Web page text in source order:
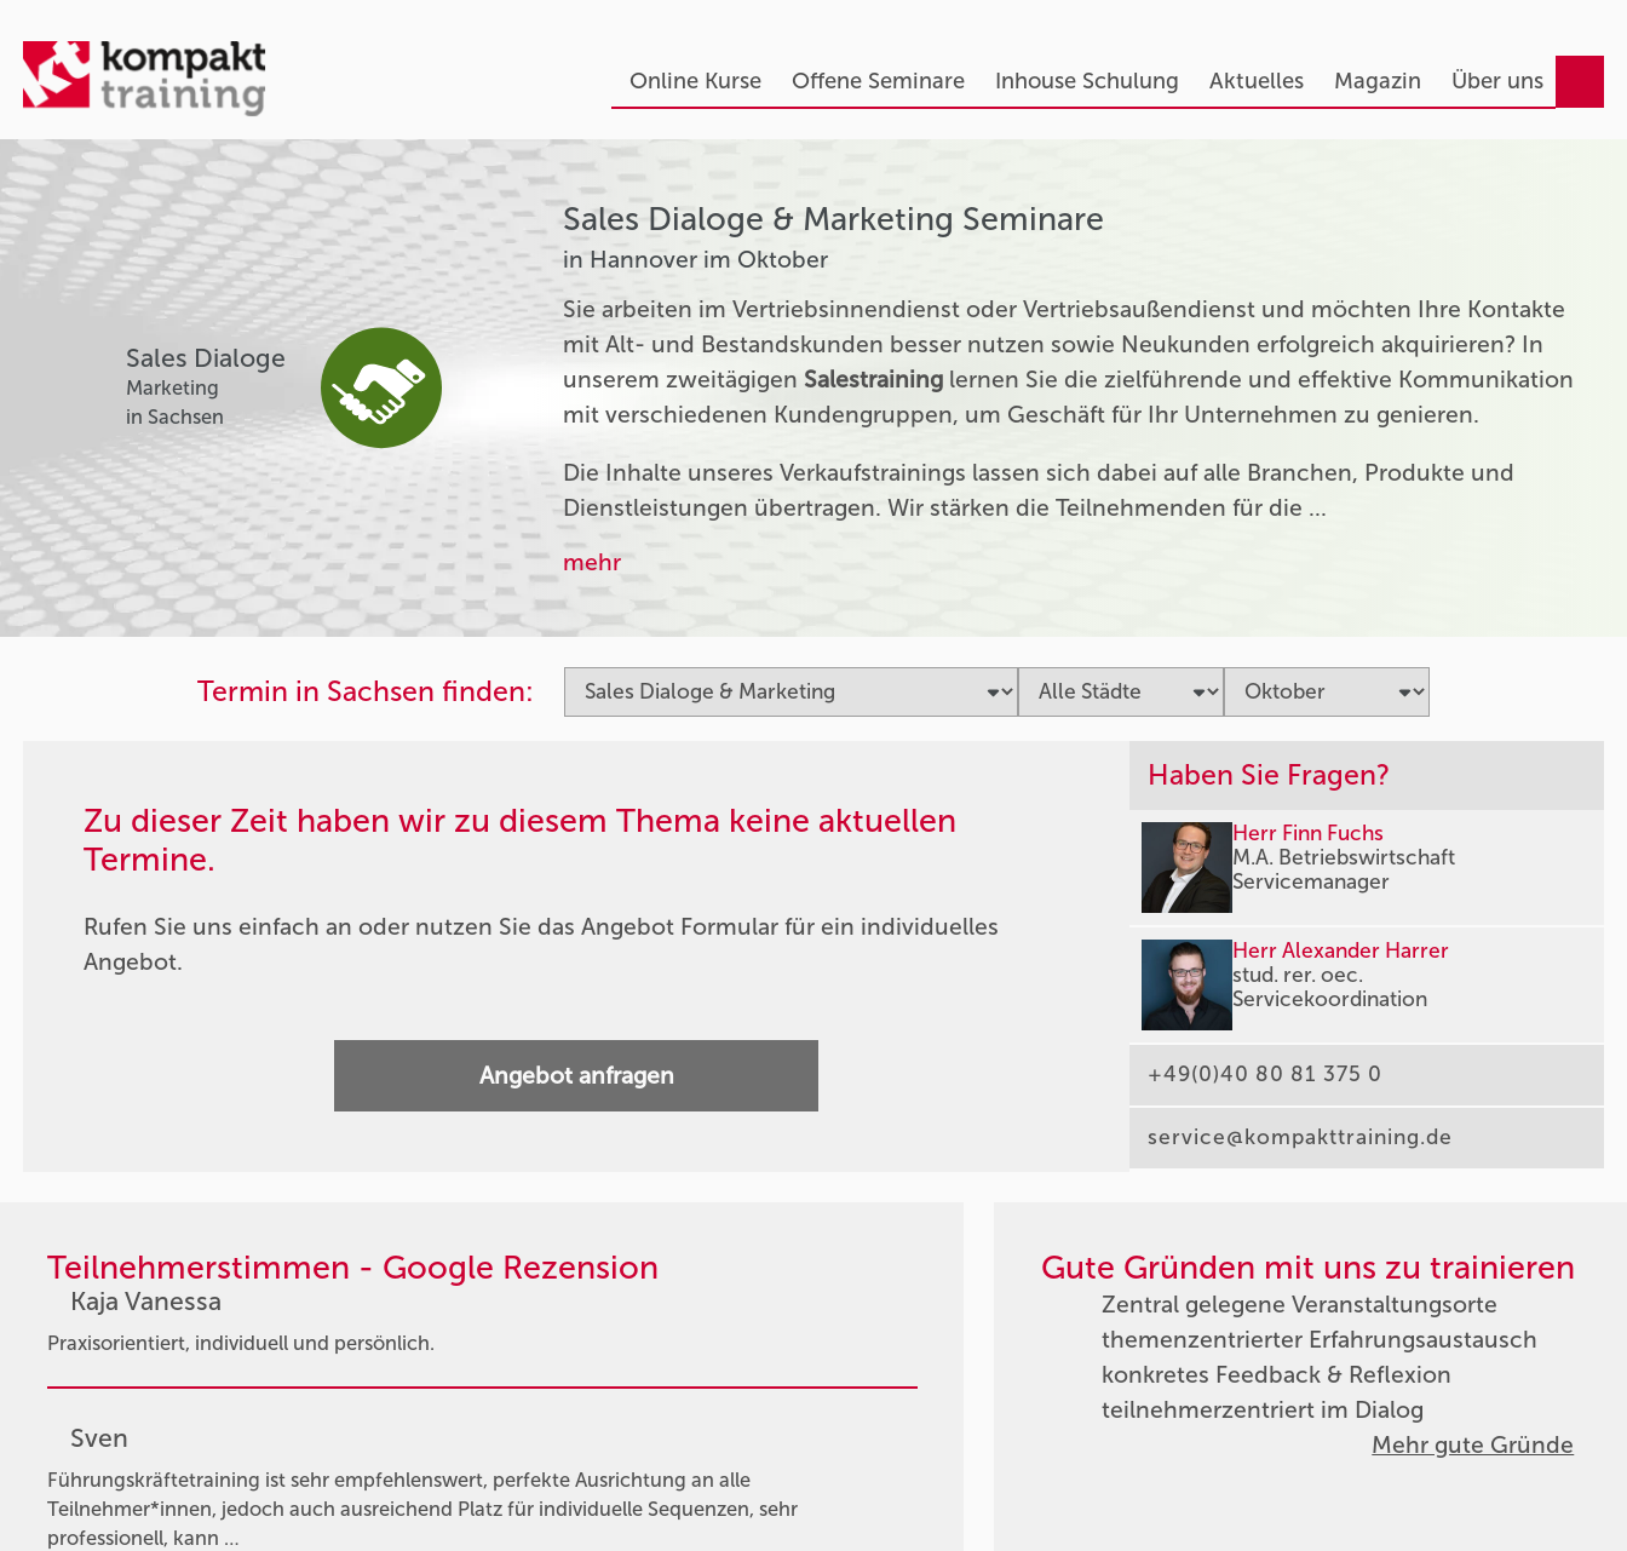
Online Kurse Offene Seminare Inhouse Schulung Aktuelles Magazin Über uns
Sales Dialoge
Marketing
in Sachsen
Sales Dialoge & Marketing Seminare
in Hannover im Oktober
Sie arbeiten im Vertriebsinnendienst oder Vertriebsaußendienst und möchten Ihre Kontakte
mit Alt- und Bestandskunden besser nutzen sowie Neukunden erfolgreich akquirieren? In
unserem zweitägigenSalestraining lernen Sie die zielführende und effektive Kommunikation
mit verschiedenen Kundengruppen, um Geschäft für Ihr Unternehmen zu genieren.
Die Inhalte unseres Verkaufstrainings lassen sich dabei auf alle Branchen, Produkte und
Dienstleistungen übertragen. Wir stärken die Teilnehmenden für die …
mehr
Termin in Sachsen finden:
Zu dieser Zeit haben wir zu diesem Thema keine aktuellen
Termine.
Rufen Sie uns einfach an oder nutzen Sie das Angebot Formular für ein individuelles
Angebot.
Angebot anfragen
Haben Sie Fragen?
Herr Finn Fuchs
M.A. Betriebswirtschaft
Servicemanager
Herr Alexander Harrer
stud. rer. oec.
Servicekoordination
+49(0)40 80 81 375 0
service@kompakttraining.de
Teilnehmerstimmen - Google Rezension
Kaja Vanessa
Praxisorientiert, individuell und persönlich.
Sven
Führungskräftetraining ist sehr empfehlenswert, perfekte Ausrichtung an alle
Teilnehmer*innen, jedoch auch ausreichend Platz für individuelle Sequenzen, sehr
professionell, kann …
Gute Gründen mit uns zu trainieren
Zentral gelegene Veranstaltungsorte
themenzentrierter Erfahrungsaustausch
konkretes Feedback & Reflexion
teilnehmerzentriert im Dialog
Mehr gute Gründe